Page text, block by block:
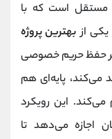
است که با
بهترین پروژ‌ه‌
حفظ حریم خصوصی
می‌کند، پایه‌ای هم
این رویکرد
اجازه می‌دهد تا